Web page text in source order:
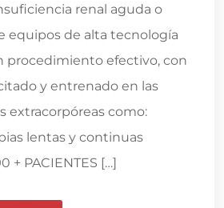
renal aguda o
equipos de alta tecnología
procedimiento efectivo, con
y entrenado en las
extracorpóreas como:
lentas y continuas
+ PACIENTES […]